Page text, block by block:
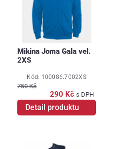
Mikina Joma Gala vel.
2XS
Kód: 100086.7002XS
750 Kč
290 Kč s DPH
Detail produktu